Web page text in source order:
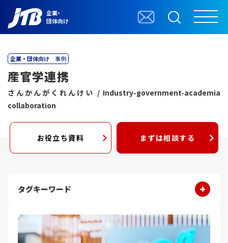
企業・
団体向け
企業・団体向け 事例
産官学連携
さんかんがくれんけい / Industry-government-academia
collaboration
お役立ち資料 まずは相談する
タグキーワード